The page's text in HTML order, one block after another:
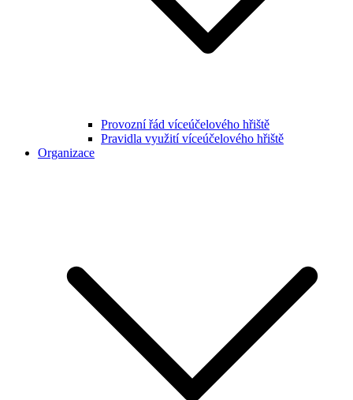
Provozní řád víceúčelového hřiště
Pravidla využití víceúčelového hřiště
Organizace